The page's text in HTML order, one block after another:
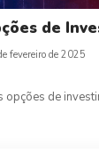
de
fevereiro de 2025
opções de